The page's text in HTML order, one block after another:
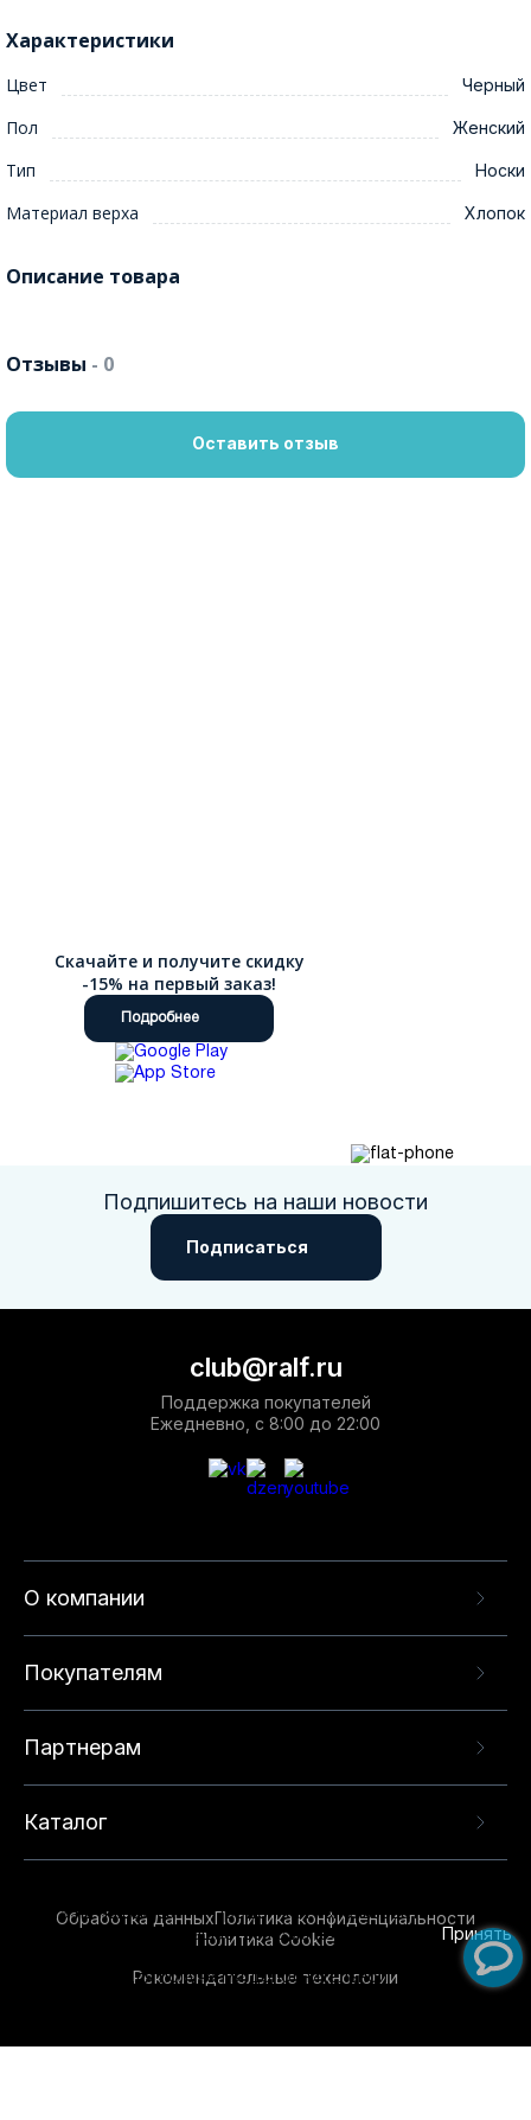
Характеристики
Цвет Черный
Пол Женский
Тип Носки
Материал верха Хлопок
Описание товара
Отзывы - 0
Оставить отзыв
Скачайте и получите скидку
-15% на первый заказ!
Подробнее
Подпишитесь на наши новости
Подписаться
О компании
Покупателям
Партнерам
Каталог
club@ralf.ru
Поддержка покупателей
Ежедневно, с 8:00 до 22:00
Обработка данныхПолитика конфиденциальности
Политика Cookie
Рекомендательные технологии
опыта на нашем сайте. Продолжая использовать
данный сайт, вы соглашаетесь с использованием
технологий. Для получения дополнительной
Принять